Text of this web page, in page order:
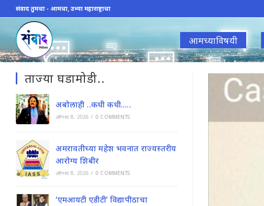
to
content
संवाद तुमचा - आमचा, उभ्या महाराष्ट्राचा
आमच्याविषयी
ताज्या घडामोडी..
अबोलाही ..कधी कधी…..
ऑगस्ट 8, 2026 / 0 COMMENTS
अमरावतीच्या महेश भवनात राज्यस्तरीय
आरोग्य शिबीर
ऑगस्ट 8, 2026 / 0 COMMENTS
‘एमआयटी एडीटी’ विद्यापीठाचा